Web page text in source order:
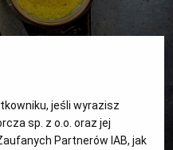
jeśli wyrazisz
sp. z o.o. oraz jej
Partnerów IAB, jak